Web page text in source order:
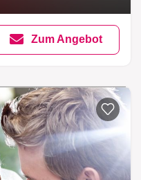
Zum Angebot